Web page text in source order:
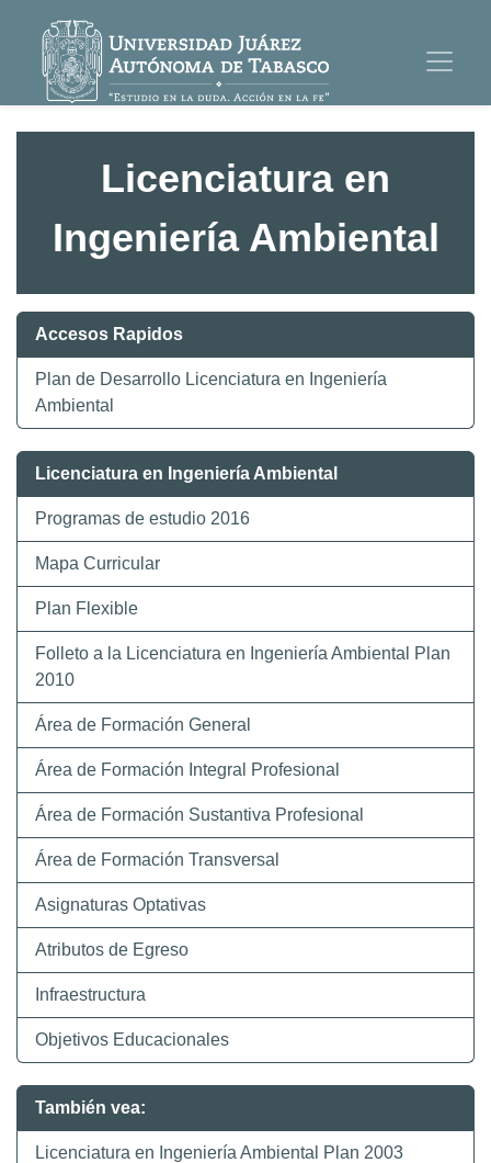
Licenciatura en
Ingeniería Ambiental
Accesos Rapidos
Plan de Desarrollo Licenciatura en Ingeniería
Ambiental
Licenciatura en Ingeniería Ambiental
Programas de estudio 2016
Mapa Curricular
Plan Flexible
Folleto a la Licenciatura en Ingeniería Ambiental Plan
2010
Área de Formación General
Área de Formación Integral Profesional
Área de Formación Sustantiva Profesional
Área de Formación Transversal
Asignaturas Optativas
Atributos de Egreso
Infraestructura
Objetivos Educacionales
También vea:
Licenciatura en Ingeniería Ambiental Plan 2003